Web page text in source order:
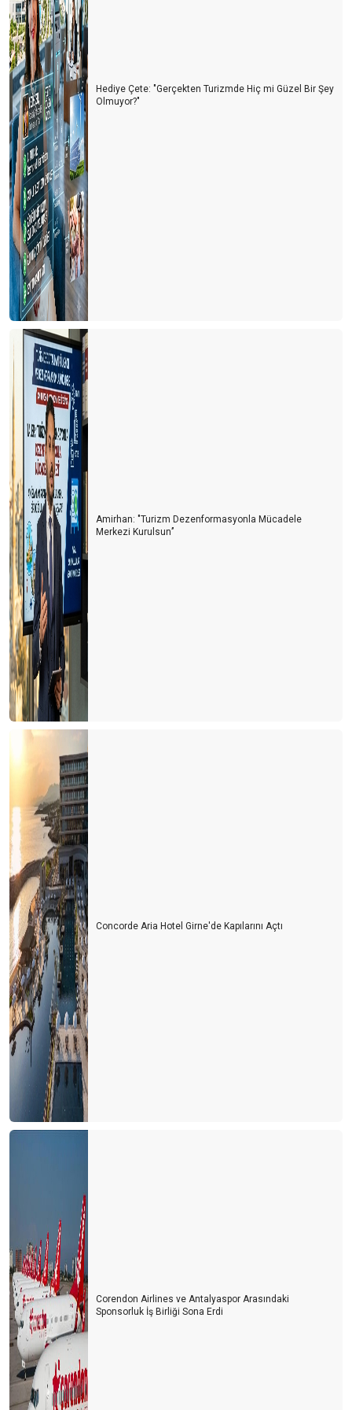
ANTALYA TURİZMİNİN 10 YILI
BALON TURLARININ YENİ ROTASI PAMUKKALE
UNESCO BU YIL TÜRKİYE’Yİ PAS GEÇTİ
ÇOCUKLU AİLELERDE HER ÜÇ KİŞİDEN BİRİ ‘TÜRKİYE’ DEDİ
ÖRENYERİ ÜCRETLERİNDE EVDEKİ HESAP ÇARŞIYA UYMADI
2025 YILINDA ZAM YAPILMAYACAK
TURİST FABRİKASI: ÇİN
FRANSA 100 MİLYON TURİSTLE REKOR KIRDI
ALMANYA BOŞ YATAKLARI FUTBOLLA DOLDURACAK
İSPANYA BU SEZONU ZOR BİTİRİR
SEÇİMLERİN TURİZME YANSIMASI
BAYRAMDA YUNAN ADALARI MI? EGE & AKDENİZ SAHİLLERİ
Mİ?
ALMAN SEYAHAT ACENTALARI BİRLİĞİ (DRV) AÇIKLADI
Runtalya maratonu sadece bir koşu değil
1618 sayılı Seyahat Acentaları yasasındaki revizyon isteği haklı
bir taleptir
2024 TE DÜNYA TURİZMİ YENİ BİR SAYFA AÇIYOR
YILIN SON GÜNÜ YURT DIŞINDAN 82 UÇUŞ GERÇEKLEŞİYOR
İklim Direnci Vergisi’ ile turizmden kapatmaya çalışıyor
GÜVEN FİYATTAN ÖNEMLİ, SAVAŞLAR SEZONU BELİRLEYECEK
TATİL 2024’ TE DAHA UCUZ OLMAYACAK
ANTALYA’DA YILIN SÜRPRİZİ POLONYA, KAZANANI SİDE ,
GÖZDESİ GURBETÇİLER OLDU
AVRUPA PAZARI UMUTLU, BDT TEPKİLİ, ARAP PAZARI
TEMKİNLİ…
RUSLAR BU YIL NEREYE GİTTİLER?
SEZONU BÖYLE UZATIYORUZ
TEŞEKKÜRLER
UÇAKLAR DOLU , OTELLER BOŞ MU?
HAVLU SAVAŞLARINDAN HAVLU HAREKETİNE
LİKYA YOLU ‘SOS’ VERİYOR
TURİZM DOĞAYA MUHTAÇ
BİR ZAMANLAR ‘PAS’ VARDI
RUS TURİST RUBLE’NİN ALTINDA KALDI
GÜNLÜK TURİST GELİŞİ 100 BİNE DAYANDI
KARPUZ
Bayramda Antalya’ya gelecek olanlara çağrım: Müze kartınızla
TURİZMİ ‘Z’ KUŞAĞINA DEVRETMELİYİZ
TÜRKİYE RESMİ OLARAK DÜNYA 4. CÜSÜ
‘COMEBACK ALMANYA’
Turizm çalışanlarının koşulları cazip hale getirilmeli
Paket turda en büyük maliyeti ulaşım ve konaklama oluşturuyor
Kış döneminde Antalya turizminde 3 ülke öne çıktı
Unuttuk mu?
Berlin mesajları
Hediye Çete: "Gerçekten Turizmde Hiç mi Güzel Bir Şey
Olmuyor?"
Amirhan: "Turizm Dezenformasyonla Mücadele
Merkezi Kurulsun’’
Concorde Aria Hotel Girne'de Kapılarını Açtı
Corendon Airlines ve Antalyaspor Arasındaki
Sponsorluk İş Birliği Sona Erdi